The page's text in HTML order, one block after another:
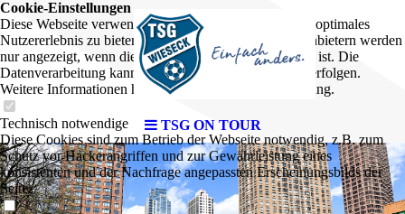
TSG ON TOUR
Cookie-Einstellungen
Diese Webseite verwendet Cookies, um Besuchern ein optimales
Nutzererlebnis zu bieten. Bestimmte Inhalte von Drittanbietern werden
nur angezeigt, wenn die entsprechende Option aktiviert ist. Die
Datenverarbeitung kann dann auch in einem Drittland erfolgen.
Weitere Informationen hierzu in der Datenschutzerklärung.
Technisch notwendige
Diese Cookies sind zum Betrieb der Webseite notwendig, z.B. zum
Schutz vor Hackerangriffen und zur Gewährleistung eines
konsistenten und der Nachfrage angepassten Erscheinungsbilds der
Seite.